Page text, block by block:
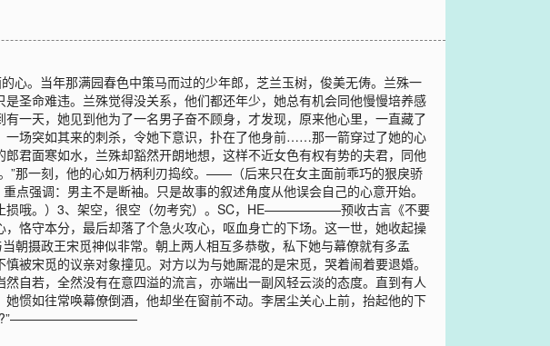
心。当年那满园春色中策马而过的少年郎，芝兰玉树，俊美无俦。兰殊一
圣命难违。兰殊觉得没关系，他们都还年少，她总有机会同他慢慢培养感
一天，她见到他为了一名男子奋不顾身，才发现，原来他心里，一直藏了
一场突如其来的刺杀，令她下意识，扑在了他身前……那一箭穿过了她的心
君面寒如水，兰殊却豁然开朗地想，这样不近女色有权有势的夫君，同他
”那一刻，他的心如万柄利刃捣绞。——（后来只在女主面前乖巧的狠戾骄
强调：男主不是断袖。只是故事的叙述角度从他误会自己的心意开始。
止损哦。）3、架空，很空（勿考究）。SC，HE——————预收古言《不要
恪守本分，最后却落了个急火攻心，呕血身亡的下场。这一世，她收起操
朝摄政王宋觅神似非常。朝上两人相互多恭敬，私下她与幕僚就有多孟
被宋觅的议亲对象撞见。对方以为与她厮混的是宋觅，哭着闹着要退婚。
自若，全然没有在意四溢的流言，亦端出一副风轻云淡的态度。直到有人
惯如往常唤幕僚倒酒，他却坐在窗前不动。李居尘关心上前，抬起他的下
嫁我?”——————————